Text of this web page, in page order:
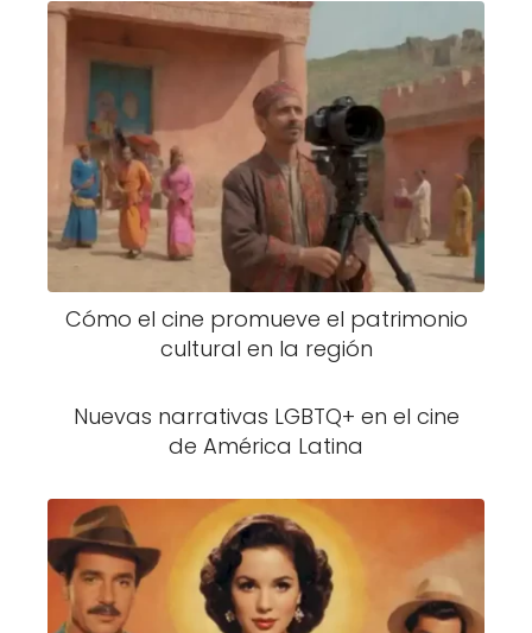
Cómo el cine promueve el patrimonio
cultural en la región
Nuevas narrativas LGBTQ+ en el cine
de América Latina